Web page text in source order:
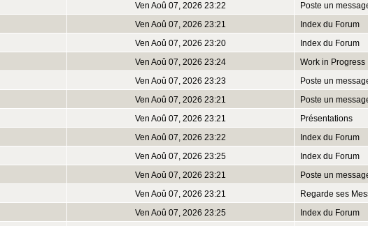
Ven Aoû 07, 2026 23:22
Poste un
Ven Aoû 07, 2026 23:21
Index du Forum
Ven Aoû 07, 2026 23:20
Index du Forum
Ven Aoû 07, 2026 23:24
Work in Progress
Ven Aoû 07, 2026 23:23
Poste un
Ven Aoû 07, 2026 23:21
Poste un
Ven Aoû 07, 2026 23:21
Présentations
Ven Aoû 07, 2026 23:22
Index du Forum
Ven Aoû 07, 2026 23:25
Index du Forum
Ven Aoû 07, 2026 23:21
Poste un
Ven Aoû 07, 2026 23:21
Regarde ses
Ven Aoû 07, 2026 23:25
Index du Forum